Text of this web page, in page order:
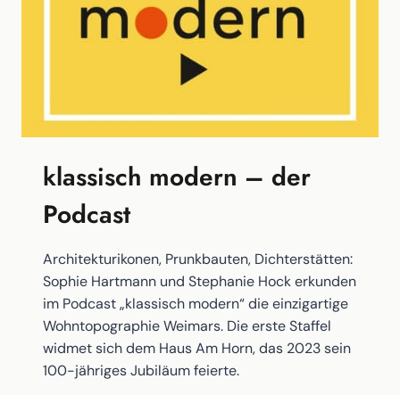
klassisch modern – der
Podcast
Architekturikonen, Prunkbauten, Dichterstätten:
Sophie Hartmann und Stephanie Hock erkunden
im Podcast „klassisch modern“ die einzigartige
Wohntopographie Weimars. Die erste Staffel
widmet sich dem Haus Am Horn, das 2023 sein
100-jähriges Jubiläum feierte.